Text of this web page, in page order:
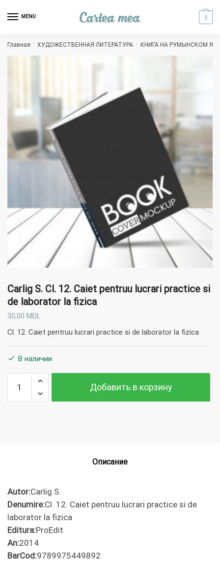
MENU 0
Главная / ХУДОЖЕСТВЕННАЯ ЛИТЕРАТУРА / КНИГА НА РУМЫНСКОМ
Carlig S. Cl. 12. Caiet pentruu lucrari practice si
de laborator la fizica
30,00 MDL
Cl. 12. Caiet pentruu lucrari practice si de laborator la fizica
В наличии
Количество
Carlig S. Cl.
12. Caiet
Добавить в корзину
Описание
Autor:Carlig S.
Denumire:Cl. 12. Caiet pentruu lucrari practice si de
laborator la fizica
Editura:ProEdit
An:2014
BarCod:9789975449892